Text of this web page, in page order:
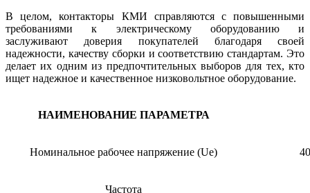
В целом, контакторы КМИ справляются с повышенными
требованиями к электрическому оборудованию и
заслуживают доверия покупателей благодаря своей
надежности, качеству сборки и соответствию стандартам. Это
делает их одним из предпочтительных выборов для тех, кто
ищет надежное и качественное низковольтное оборудование.
НАИМЕНОВАНИЕ ПАРАМЕТРА
Номинальное рабочее напряжение (Ue)
Частота